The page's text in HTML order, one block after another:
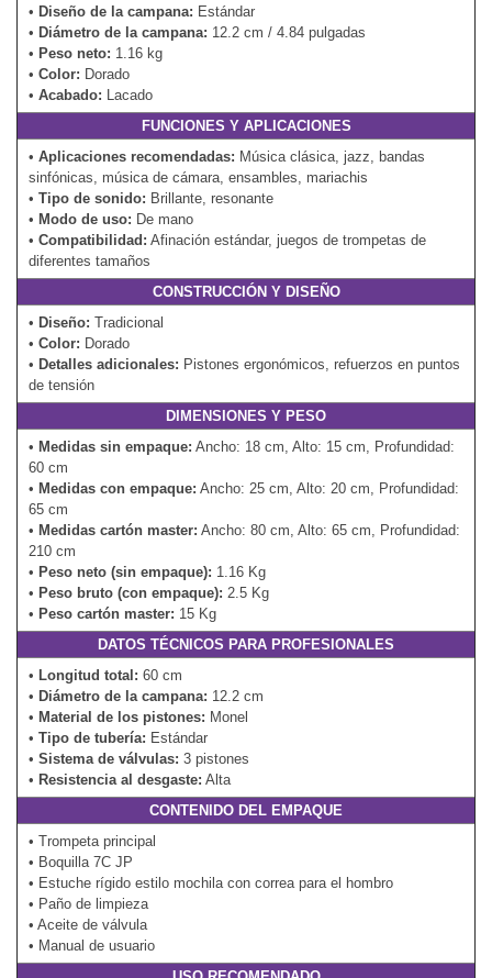
• Diseño de la campana: Estándar
• Diámetro de la campana: 12.2 cm / 4.84 pulgadas
• Peso neto: 1.16 kg
• Color: Dorado
• Acabado: Lacado
FUNCIONES Y APLICACIONES
• Aplicaciones recomendadas: Música clásica, jazz, bandas
sinfónicas, música de cámara, ensambles, mariachis
• Tipo de sonido: Brillante, resonante
• Modo de uso: De mano
• Compatibilidad: Afinación estándar, juegos de trompetas de
diferentes tamaños
CONSTRUCCIÓN Y DISEÑO
• Diseño: Tradicional
• Color: Dorado
• Detalles adicionales: Pistones ergonómicos, refuerzos en puntos
de tensión
DIMENSIONES Y PESO
• Medidas sin empaque: Ancho: 18 cm, Alto: 15 cm, Profundidad:
60 cm
• Medidas con empaque: Ancho: 25 cm, Alto: 20 cm, Profundidad:
65 cm
• Medidas cartón master: Ancho: 80 cm, Alto: 65 cm, Profundidad:
210 cm
• Peso neto (sin empaque): 1.16 Kg
• Peso bruto (con empaque): 2.5 Kg
• Peso cartón master: 15 Kg
DATOS TÉCNICOS PARA PROFESIONALES
• Longitud total: 60 cm
• Diámetro de la campana: 12.2 cm
• Material de los pistones: Monel
• Tipo de tubería: Estándar
• Sistema de válvulas: 3 pistones
• Resistencia al desgaste: Alta
CONTENIDO DEL EMPAQUE
• Trompeta principal
• Boquilla 7C JP
• Estuche rígido estilo mochila con correa para el hombro
• Paño de limpieza
• Aceite de válvula
• Manual de usuario